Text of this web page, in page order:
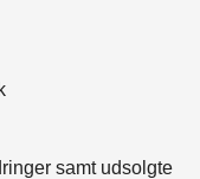
samt udsolgte